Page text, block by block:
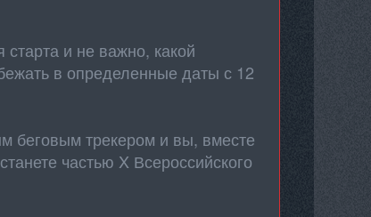
и не важно, какой
в определенные даты с 12
беговым трекером и вы, вместе
частью X Всероссийского